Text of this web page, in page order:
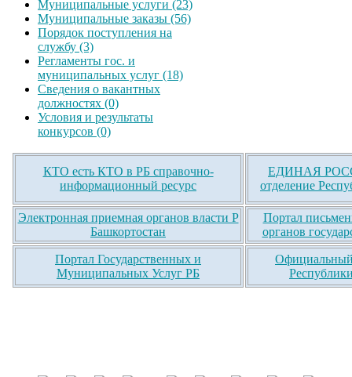
Муниципальные услуги (23)
Муниципальные заказы (56)
Порядок поступления на
службу (3)
Регламенты гос. и
муниципальных услуг (18)
Сведения о вакантных
должностях (0)
Условия и результаты
конкурсов (0)
КТО есть КТО в РБ справочно-
информационный ресурс
ЕДИНАЯ
отделение
Электронная приемная органов власти Р
Башкортостан
Портал
органов
Портал Государственных и
Муниципальных Услуг РБ
Официальный